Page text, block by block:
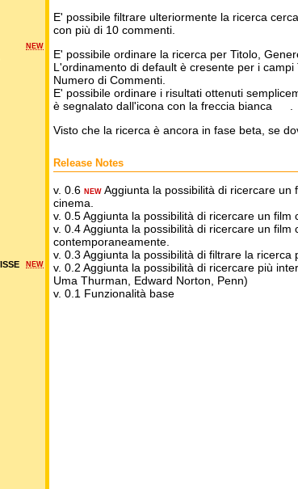
E' possibile filtrare ulteriormente la ricerca
con più di 10 commenti.
E' possibile ordinare la ricerca per Titolo,
L'ordinamento di default è cresente per i
Numero di Commenti.
E' possibile ordinare i risultati ottenuti
è segnalato dall'icona con la freccia bianca
Visto che la ricerca è ancora in fase beta, se
Release Notes
v. 0.6 NEW Aggiunta la possibilità di ricercare un
cinema.
v. 0.5 Aggiunta la possibilità di ricercare un film
v. 0.4 Aggiunta la possibilità di ricercare un
contemporaneamente.
v. 0.3 Aggiunta la possibilità di filtrare la
v. 0.2 Aggiunta la possibilità di ricercare più
Uma Thurman, Edward Norton, Penn)
v. 0.1 Funzionalità base
NEW
NEW